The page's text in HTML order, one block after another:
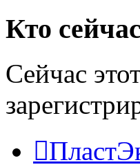
Кто
Сейчас